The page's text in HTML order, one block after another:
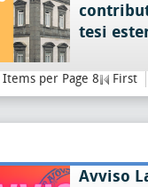
tesi
Items per Page 8 First
Avviso